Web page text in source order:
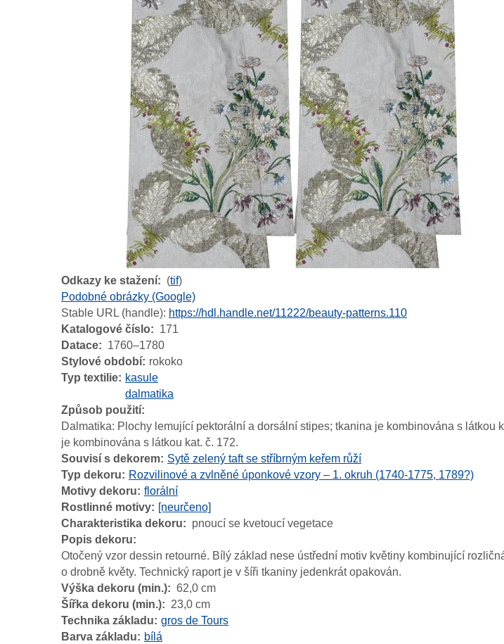
Odkazy ke stažení (tif)
Podobné obrázky (Google)
Stable URL (handle): https://hdl.handle.net/11222/beauty-patterns.110
Katalogové číslo
171
Datace
1760–1780
Stylové období
rokoko
Typ textilie
kasule
dalmatika
Způsob použití
Dalmatika: Plochy lemující pektorální a dorsální stipes; tkanina je kombinována s
je kombinována s látkou kat. č. 172.
Souvisí s dekorem
Sytě zelený taft se stříbrným keřem růží
Typ dekoru
Rozvilinové a zvlněné úponkové vzory – 1. okruh (1740-1775, 1789?)
Motivy dekoru
florální
Rostlinné motivy
[neurčeno]
Charakteristika dekoru
pnoucí se kvetoucí vegetace
Popis dekoru
Otočený vzor dessin retourné. Bílý základ nese ústřední motiv květiny kombinující
o drobně květy. Technický raport je v šíři tkaniny jedenkrát opakován.
Výška dekoru (min.)
62,0 cm
Šířka dekoru (min.)
23,0 cm
Technika základu
gros de Tours
Barva základu
bílá